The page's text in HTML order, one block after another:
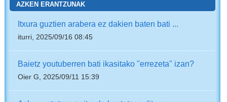
AZKEN ERANTZUNAK
Itxura guztien arabera ez dakien baten bati ...
iturri, 2025/09/16 08:45
Baietz youtuberren bati ikasitako "errezeta" izan?
Oier G, 2025/09/11 15:39